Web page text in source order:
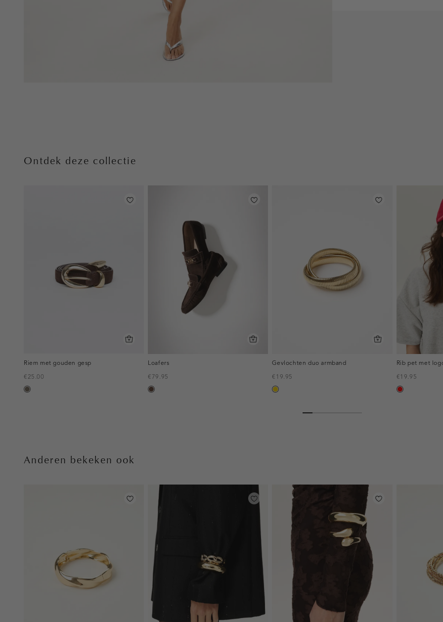
Ontdek deze collectie
Riem met gouden gesp
€25.00
middenbruin
Loafers
€79.95
donkerbruin
Gevlochten duo armband
€19.95
goud
Rib pet met
€19.95
rood
Anderen bekeken ook